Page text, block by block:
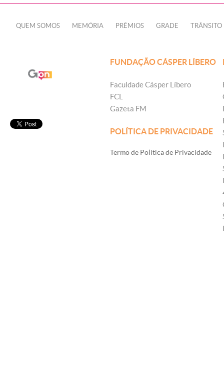
QUEM SOMOS MEMÓRIA PRÊMIOS GRADE TRÂNSITO
FUNDAÇÃO CÁSPER LÍBERO
Faculdade Cásper Líbero
FCL
Gazeta FM
POLÍTICA DE PRIVACIDADE
Termo de Política de Privacidade